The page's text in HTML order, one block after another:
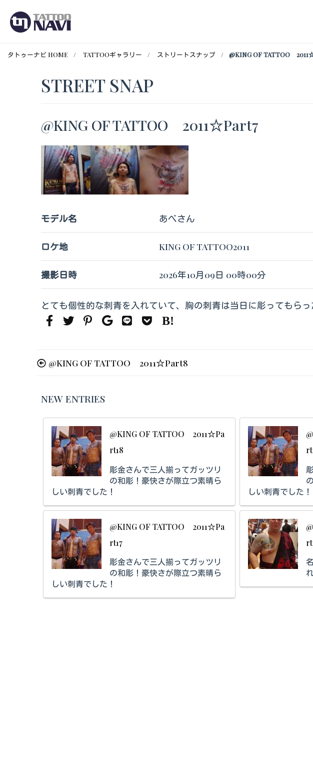
タトゥーナビ HOME TATTOOギャラリー ストリートスナップ @KING OF TATTOO
STREET SNAP
@KING OF TATTOO 2011☆Part7
モデル名 あべさん
ロケ地 KING OF TATTOO2011
撮影日時 2026年10月09日 00時00分
とても個性的な刺青を入れていて、胸の刺青は当日に彫ってもら
@KING OF TATTOO 2011☆Part8
NEW ENTRIES
@KING OF TATTOO 2011☆Pa
rt18
彫金さんで三人揃ってガッツリ
の和彫！豪快さが際立つ素晴ら
しい刺青でした！
@KING OF TATTOO 2011☆Pa
rt17
彫金さんで三人揃ってガッツリ
の和彫！豪快さが際立つ素晴ら
しい刺青でした！
しい刺青でした！